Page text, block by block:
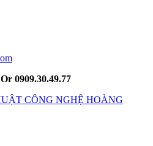
0909.30.49.77